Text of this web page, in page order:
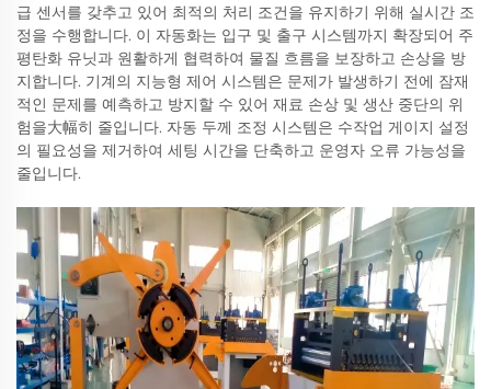
급 센서를 갖추고 있어 최적의 처리 조건을 유지하기 위해 실시간 조
정을 수행합니다. 이 자동화는 입구 및 출구 시스템까지 확장되어 주
평탄화 유닛과 원활하게 협력하여 물질 흐름을 보장하고 손상을 방
지합니다. 기계의 지능형 제어 시스템은 문제가 발생하기 전에 잠재
적인 문제를 예측하고 방지할 수 있어 재료 손상 및 생산 중단의 위
험을大幅히 줄입니다. 자동 두께 조정 시스템은 수작업 게이지 설정
의 필요성을 제거하여 세팅 시간을 단축하고 운영자 오류 가능성을
줄입니다.